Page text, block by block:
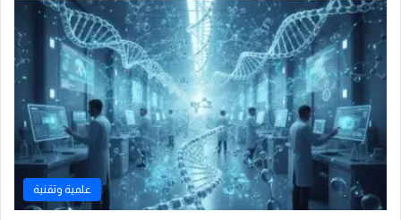
علمية وتقنية